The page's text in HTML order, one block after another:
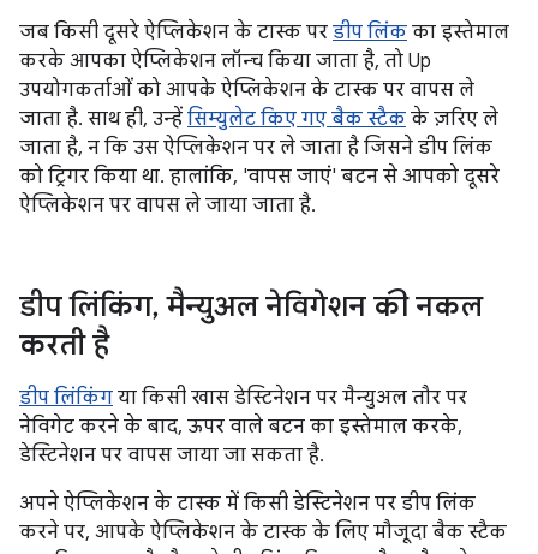
जब किसी दूसरे ऐप्लिकेशन के टास्क पर डीप लिंक का इस्तेमाल
करके आपका ऐप्लिकेशन लॉन्च किया जाता है, तो Up
उपयोगकर्ताओं को आपके ऐप्लिकेशन के टास्क पर वापस ले
जाता है. साथ ही, उन्हें सिम्युलेट किए गए बैक स्टैक के ज़रिए ले
जाता है, न कि उस ऐप्लिकेशन पर ले जाता है जिसने डीप लिंक
को ट्रिगर किया था. हालांकि, 'वापस जाएं' बटन से आपको दूसरे
ऐप्लिकेशन पर वापस ले जाया जाता है.
डीप लिंकिंग, मैन्युअल नेविगेशन की नकल
करती है
डीप लिंकिंग या किसी खास डेस्टिनेशन पर मैन्युअल तौर पर
नेविगेट करने के बाद, ऊपर वाले बटन का इस्तेमाल करके,
डेस्टिनेशन पर वापस जाया जा सकता है.
अपने ऐप्लिकेशन के टास्क में किसी डेस्टिनेशन पर डीप लिंक
करने पर, आपके ऐप्लिकेशन के टास्क के लिए मौजूदा बैक स्टैक